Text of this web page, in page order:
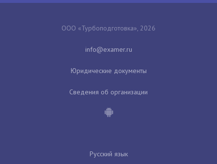
ООО «Турбоподготовка», 2026
Юридические документы
Сведения об организации
Русский язык